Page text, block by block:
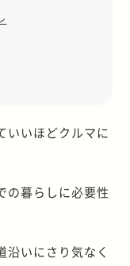
いいほどクルマに
の暮らしに必要性
沿いにさり気なく